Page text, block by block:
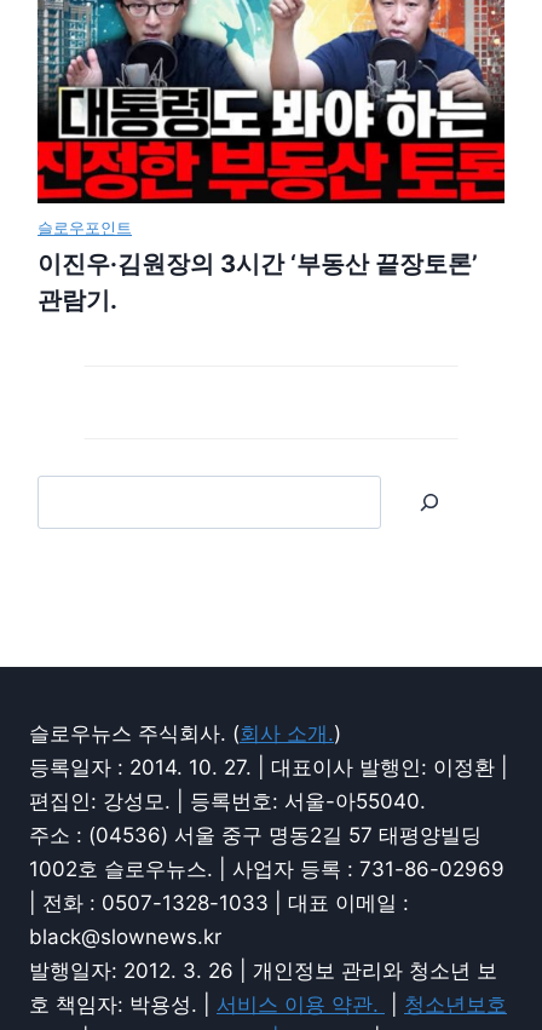
슬로우포인트
이진우·김원장의 3시간 ‘부동산 끝장토론’
관람기.
슬로우뉴스 주식회사. (회사 소개.)
등록일자 : 2014. 10. 27. | 대표이사 발행인: 이정환 |
편집인: 강성모. | 등록번호: 서울-아55040.
주소 : (04536) 서울 중구 명동2길 57 태평양빌딩
1002호 슬로우뉴스. | 사업자 등록 : 731-86-02969
| 전화 : 0507-1328-1033 | 대표 이메일 :
black@slownews.kr
발행일자: 2012. 3. 26 | 개인정보 관리와 청소년 보
호 책임자: 박용성. | 서비스 이용 약관.
청소년보호